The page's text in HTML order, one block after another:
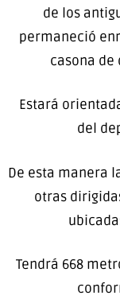
de los
permaneció
casona de
Estará
del
De esta manera
otras
Tendrá 668